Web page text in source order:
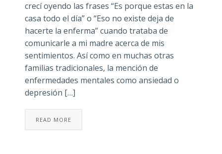
crecí oyendo las frases “Es porque estas en la
casa todo el día” o “Eso no existe deja de
hacerte la enferma” cuando trataba de
comunicarle a mi madre acerca de mis
sentimientos. Así como en muchas otras
familias tradicionales, la mención de
enfermedades mentales como ansiedad o
depresión […]
READ MORE